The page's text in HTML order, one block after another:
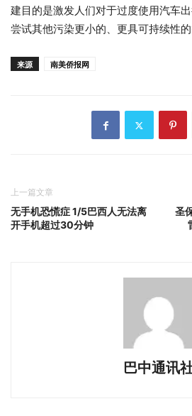
建目的是激发人们对于过度使用汽车
尝试其他污染更小的、更具可持续性的
来源 南美侨报网
上一篇文章
无手机恐慌症 1/5巴西人无法离
开手机超过30分钟
圣
巴中通讯